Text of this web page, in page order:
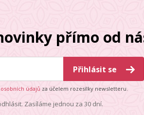
přímo od
Přihlásit se
údajů za účelem rozesílky newsletteru.
Zasíláme jednou za 30 dní.